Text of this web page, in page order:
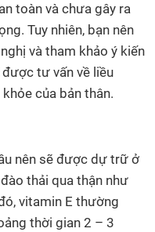
toàn và chưa gây ra
Tuy nhiên, bạn nên
và tham khảo ý kiến
tư vấn về liều
của bản thân.
nên sẽ được dự trữ ở
thải qua thận như
vitamin E thường
thời gian 2 – 3